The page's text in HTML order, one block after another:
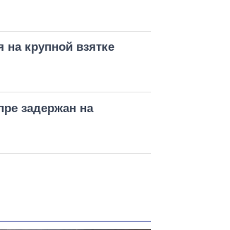
крупной взятке
задержан на